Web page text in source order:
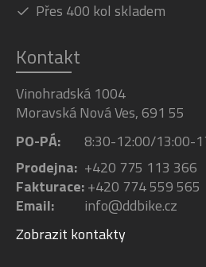
Přes 400 kol skladem
Kontakt
Vinohradská 1004
Moravská Nová Ves, 691 55
PO-PÁ:
8:30-12:00/13:00-
Prodejna: +420 775 113 366
Fakturace:+420 774 559 565
Email:
info@ddbike.cz
Zobrazit kontakty